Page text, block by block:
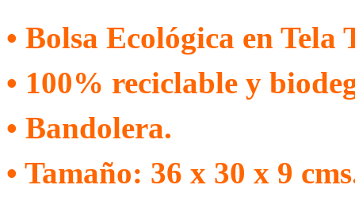
• Bolsa Ecológica en Tela
• 100% reciclable y
• Bandolera.
• Tamaño: 36 x 30 x 9